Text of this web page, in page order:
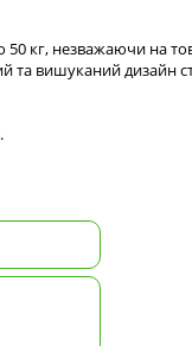
кг, незважаючи на
та вишуканий